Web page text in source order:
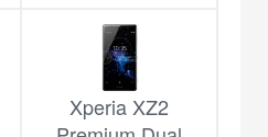
Xperia XZ2